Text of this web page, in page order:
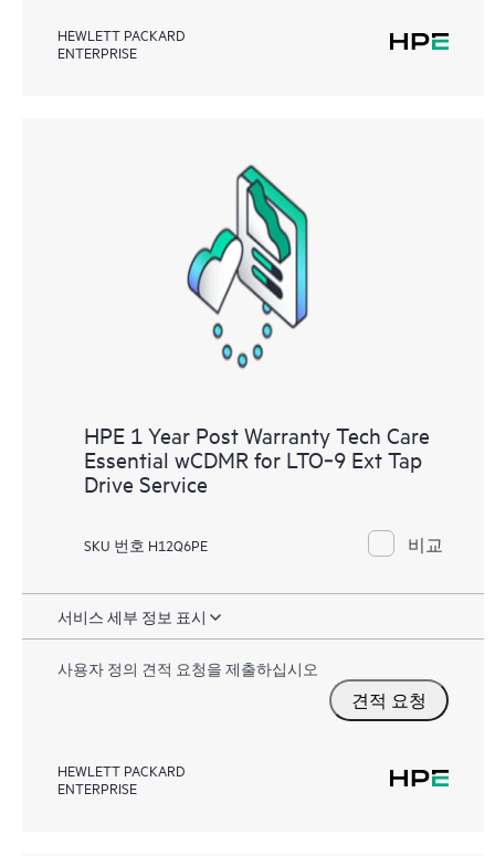
HEWLETT PACKARD
ENTERPRISE
HPE 1 Year Post Warranty Tech Care
Essential wCDMR for LTO‑9 Ext Tap
Drive Service
SKU 번호 H12Q6PE 비교
서비스 세부 정보 표시
사용자 정의 견적 요청을 제출하십시오
견적 요청
HEWLETT PACKARD
ENTERPRISE